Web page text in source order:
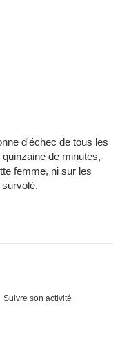
d'échec de tous les
de minutes,
femme, ni sur les
Suivre son activité